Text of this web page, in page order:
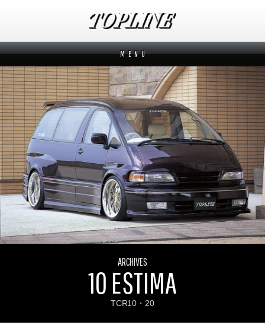
M E N U
News
新着情報
Makers
メーカーから探す
Brands
ブランドから探す
How to order
オーダー方法
ムービー
Q&A
よくあるご質問
ARCHIVES
10 ESTIMA
TCR10・20